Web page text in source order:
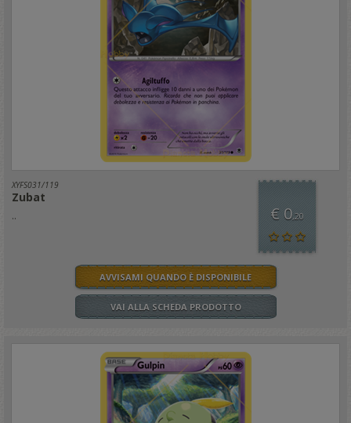
XYFS031/119
Zubat
.. € 0,20
AVVISAMI QUANDO È DISPONIBILE
VAI ALLA SCHEDA PRODOTTO